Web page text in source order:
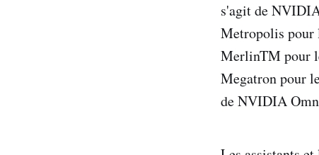
s'agit de
Metropolis pour
MerlinTM pour
Megatron pour
de NVIDIA